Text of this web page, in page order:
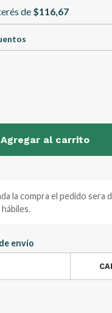
de $116,67
Agregar al carrito
la compra el pedido sera
envío